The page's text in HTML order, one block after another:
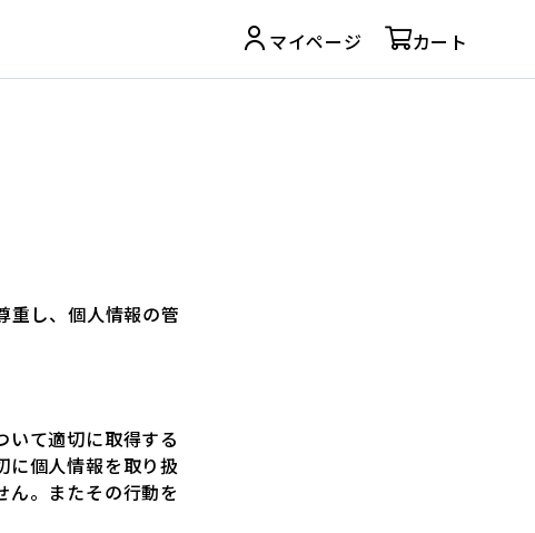
マイページ カート
重し、個人情報の管
て適切に取得する
に個人情報を取り扱
ん。またその行動を